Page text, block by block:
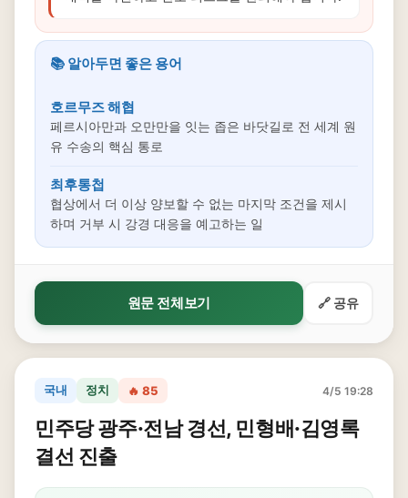
📚 알아두면 좋은 용어
호르무즈 해협
페르시아만과 오만만을 잇는 좁은 바닷길로 전 세계 원
유 수송의 핵심 통로
최후통첩
협상에서 더 이상 양보할 수 없는 마지막 조건을 제시
하며 거부 시 강경 대응을 예고하는 일
원문 전체보기 🔗 공유
국내 정치 🔥 85 4/5 19:28
민주당 광주·전남 경선, 민형배·김영록
결선 진출